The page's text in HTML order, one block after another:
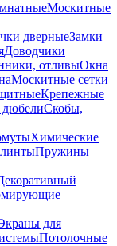
Москитные
дверныеЗамки
Доводчики
отливыОкна
Москитные сетки
Крепежные
Скобы,
Химические
Пружины
для
Потолочные